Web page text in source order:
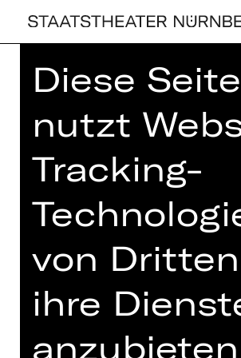
Home>Tickets & Abo>
Abonnent*innen werben
Abonnent*innen
N WERBEN
N
Diese Seite
nutzt
Tracking-
von
ihre